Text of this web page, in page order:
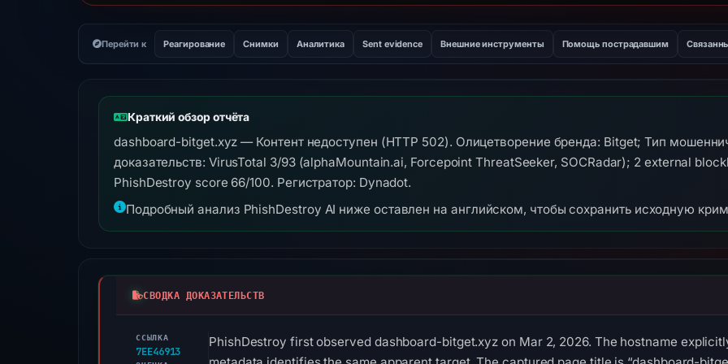
Перейти к Реагирование Снимки Аналитика Sent evidence Внешние инструменты Помощь пострадавшим
Краткий обзор отчёта
dashboard-bitget.xyz — Контент недоступен (HTTP 502). Олицетворение бренда: Bitget; Тип
доказательств: VirusTotal 3/93 (alphaMountain.ai, Forcepoint ThreatSeeker, SOCRadar); 2 external
PhishDestroy score 66/100. Регистратор: Dynadot.
Подробный анализ PhishDestroy AI ниже оставлен на английском, чтобы сохранить исходную
СВОДКА ДОКАЗАТЕЛЬСТВ
ССЫЛКА
7EE46913
PhishDestroy first observed dashboard-bitget.xyz on Mar 2, 2026. The hostname